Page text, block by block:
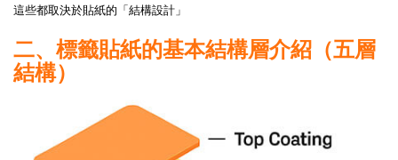
這些都取決於貼紙的「結構設計」
二、標籤貼紙的基本結構層介紹（五層
結構）